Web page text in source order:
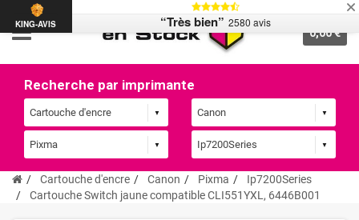
0,00 €
Recherche par imprimante
Cartouche d'encre Canon Pixma
Ip7200Series
Cartouche Switch jaune compatible CLI551YXL, 6446B001
KING-AVIS “Très bien” 2580 avis